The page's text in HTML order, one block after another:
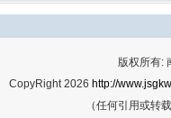
版权所有:
CopyRight 2026 http://
（任何引用或转